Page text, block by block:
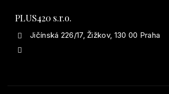
PLUS420 s.r.o.
Jičínská 226/17, Žižkov, 130 00 Praha